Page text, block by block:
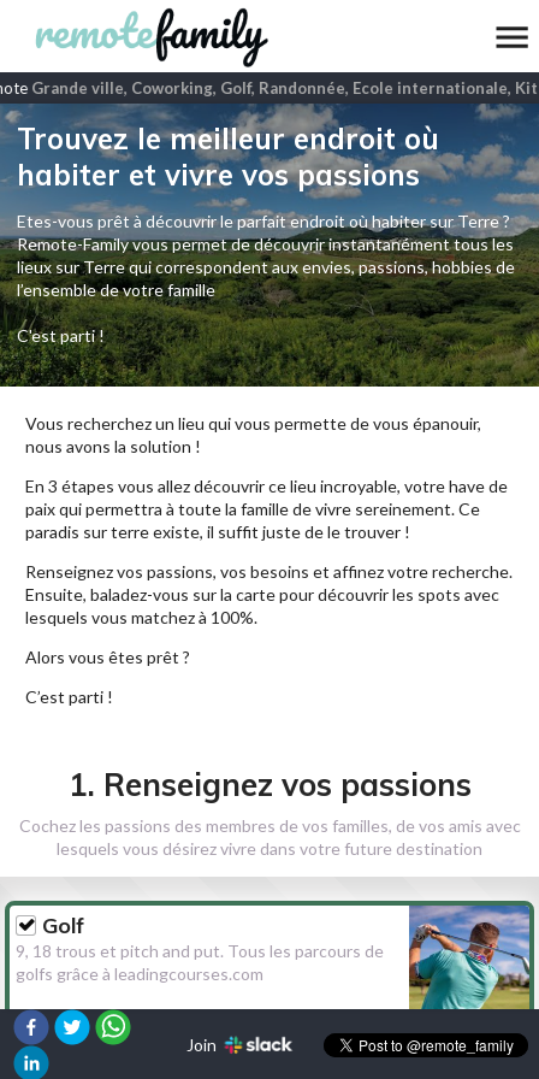
Grande ville, Coworking, Golf, Randonnée, Ecole internationale,
Trouvez le meilleur endroit où
habiter et vivre vos passions
Etes-vous prêt à découvrir le parfait endroit où habiter sur Terre ?
Remote-Family vous permet de découvrir instantanément tous les
lieux sur Terre qui correspondent aux envies, passions, hobbies de
l’ensemble de votre famille
C'est parti !
Vous recherchez un lieu qui vous permette de vous épanouir,
nous avons la solution !
En 3 étapes vous allez découvrir ce lieu incroyable, votre have de
paix qui permettra à toute la famille de vivre sereinement. Ce
paradis sur terre existe, il suffit juste de le trouver !
Renseignez vos passions, vos besoins et affinez votre recherche.
Ensuite, baladez-vous sur la carte pour découvrir les spots avec
lesquels vous matchez à 100%.
Alors vous êtes prêt ?
C’est parti !
1. Renseignez vos passions
Cochez les passions des membres de vos familles, de vos amis avec
lesquels vous désirez vivre dans votre future destination
Golf
9, 18 trous et pitch and put. Tous les parcours de
golfs grâce à leadingcourses.com
Randonnée
Join